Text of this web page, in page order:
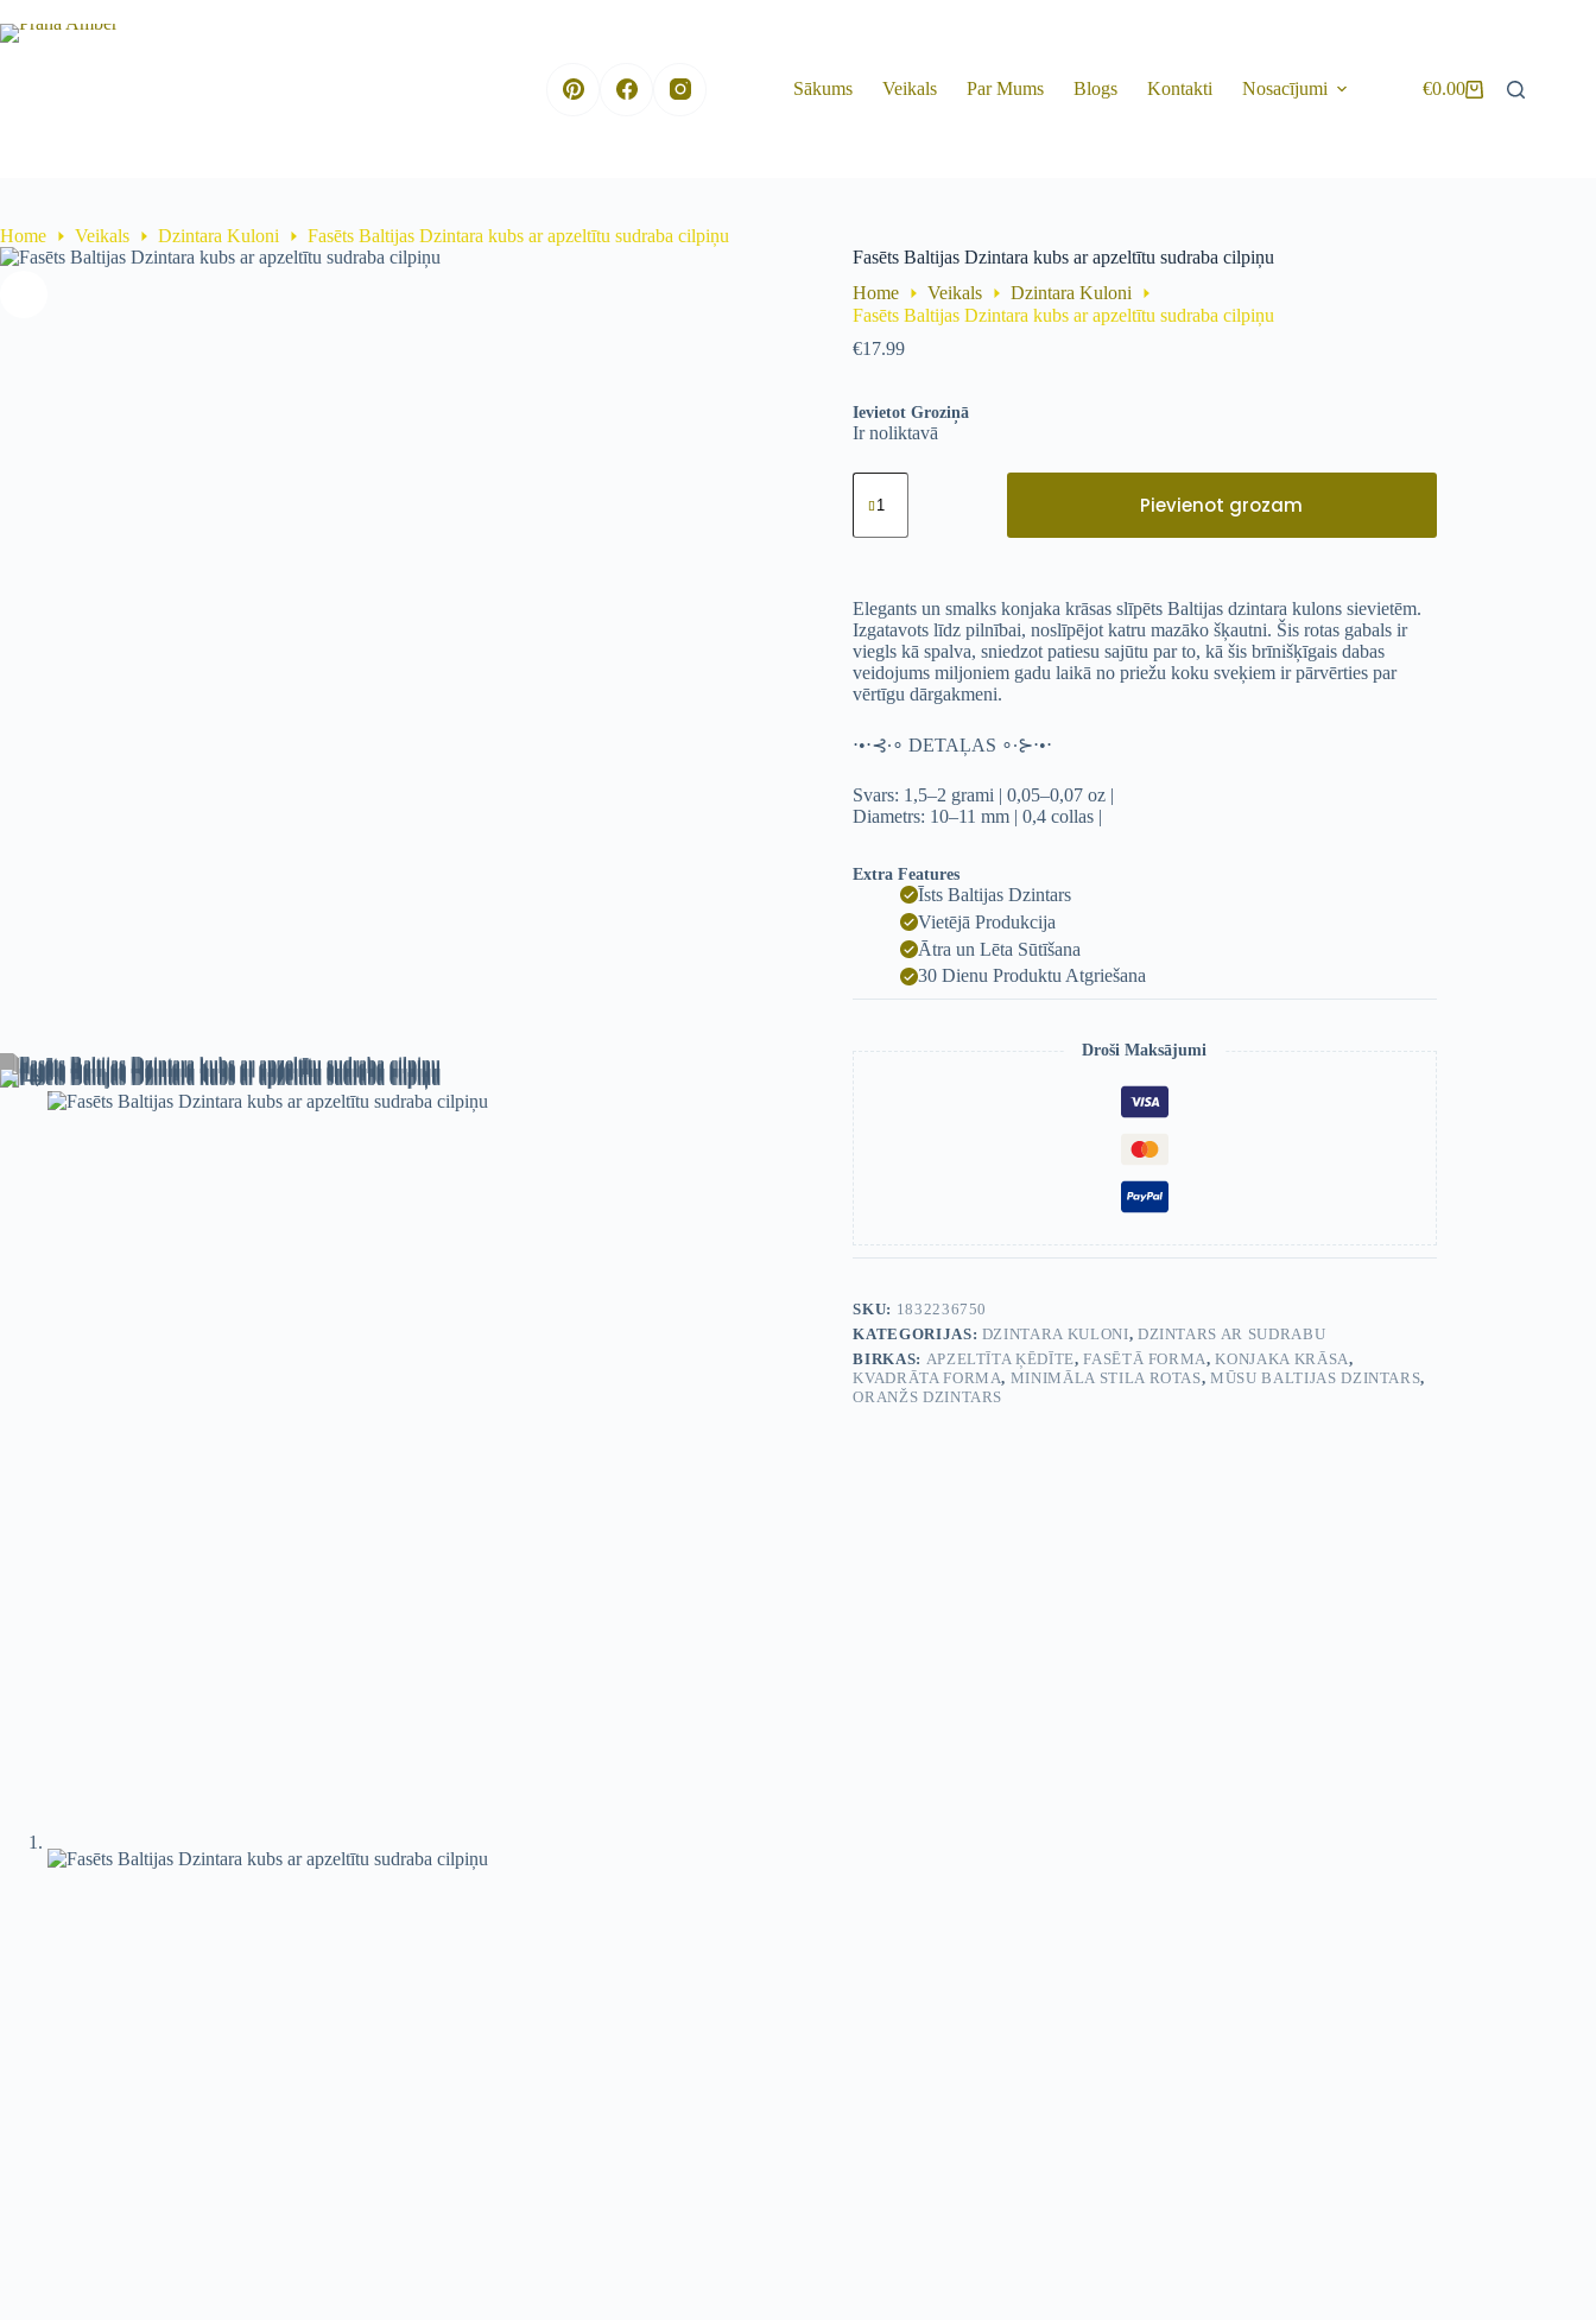
Sākums Veikals Par Mums Blogs Kontakti Nosacījumi €0.00
Home Veikals Dzintara Kuloni
Fasēts Baltijas Dzintara kubs ar apzeltītu sudraba cilpiņu
Fasēts Baltijas Dzintara kubs ar apzeltītu sudraba cilpiņu
Home
Veikals
Dzintara Kuloni
Fasēts Baltijas Dzintara kubs ar apzeltītu sudraba cilpiņu
€17.99
Ievietot Groziņā
Ir noliktavā
Pievienot grozam
Elegants un smalks konjaka krāsas slīpēts Baltijas dzintara kulons sievietēm.
Izgatavots līdz pilnībai, noslīpējot katru mazāko šķautni. Šis rotas gabals ir
viegls kā spalva, sniedzot patiesu sajūtu par to, kā šis brīnišķīgais dabas
veidojums miljoniem gadu laikā no priežu koku sveķiem ir pārvērties par
vērtīgu dārgakmeni.
⋅•⋅⊰∙∘ DETAĻAS ∘∙⊱⋅•⋅
Svars: 1,5–2 grami | 0,05–0,07 oz |
Diametrs: 10–11 mm | 0,4 collas |
Extra Features
Īsts Baltijas Dzintars
Vietējā Produkcija
Ātra un Lēta Sūtīšana
30 Dienu Produktu Atgriešana
Droši Maksājumi
SKU: 1832236750
KATEGORIJAS: DZINTARA KULONI, DZINTARS AR SUDRABU
BIRKAS: APZELTĪTA ĶĒDĪTE,FASĒTĀ FORMA,KONJAKA KRĀSA,
KVADRĀTA FORMA, MINIMĀLA STILA ROTAS,MŪSU BALTIJAS DZINTARS,
ORANŽS DZINTARS